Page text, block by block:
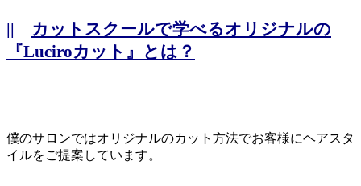
|| カットスクールで学べるオリジナルの
『Luciroカット』とは？
僕のサロンではオリジナルのカット方法でお客様にヘアスタ
イルをご提案しています。